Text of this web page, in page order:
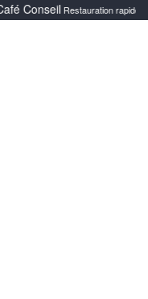
Restauration rapide toulouse ,